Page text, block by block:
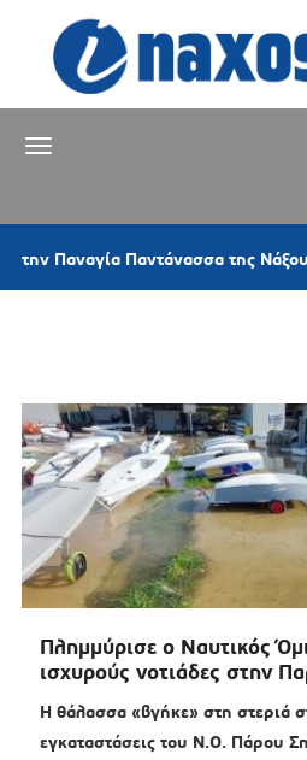
Παντάνασσα της Νάξου – Το
Πλημμύρισε ο Ναυτικός
ισχυρούς νοτιάδες στην
Η θάλασσα «βγήκε» στη στεριά
εγκαταστάσεις του Ν.Ο. Πάρου